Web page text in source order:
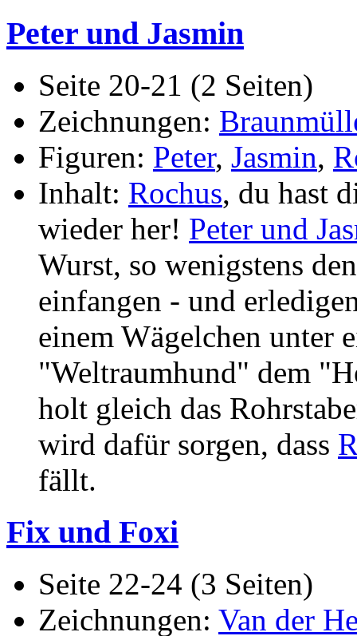
Peter und Jasmin
Seite 20-21 (2 Seiten)
Zeichnungen:
Figuren: Peter, Jasmin,
Inhalt: Rochus, du hast
wieder her! Peter und
Wurst, so wenigstens
einfangen - und
einem Wägelchen unter
"Weltraumhund" dem
holt gleich das
wird dafür sorgen, dass
fällt.
Fix und Foxi
Seite 22-24 (3 Seiten)
Zeichnungen: Van der